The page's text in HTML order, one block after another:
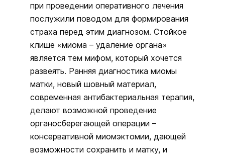
при проведении оперативного лечения
послужили поводом для формирования
страха перед этим диагнозом. Стойкое
клише «миома – удаление органа»
является тем мифом, который хочется
развеять. Ранняя диагностика миомы
матки, новый шовный материал,
современная антибактериальная терапия,
делают возможной проведение
органосберегающей операции –
консервативной миомэктомии, дающей
возможности сохранить и матку, и